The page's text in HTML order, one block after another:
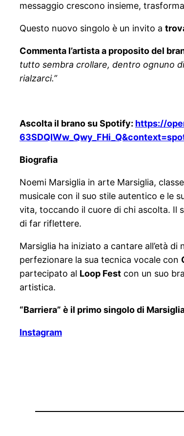
messaggio crescono insieme,
Questo nuovo singolo è un invito a
Commenta l’artista a proposito del
tutto sembra crollare, dentro ognuno
rialzarci.”
Ascolta il brano su Spotify: https://
Biografia
Noemi Marsiglia in arte Marsiglia,
musicale con il suo stile autentico e le
vita, toccando il cuore di chi ascolta. Il
di far riflettere.
Marsiglia ha iniziato a cantare all’età
perfezionare la sua tecnica vocale con
partecipato al Loop Fest con un suo
artistica.
“Barriera” è il primo singolo di
Instagram